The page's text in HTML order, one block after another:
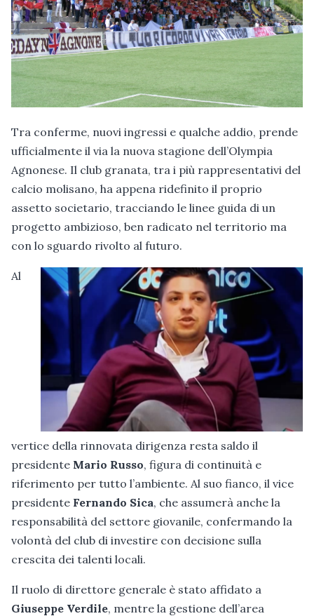
Tra conferme, nuovi ingressi e qualche addio, prende
ufficialmente il via la nuova stagione dell’Olympia
Agnonese. Il club granata, tra i più rappresentativi del
calcio molisano, ha appena ridefinito il proprio
assetto societario, tracciando le linee guida di un
progetto ambizioso, ben radicato nel territorio ma
con lo sguardo rivolto al futuro.
Al
vertice della rinnovata dirigenza resta saldo il
presidente Mario Russo, figura di continuità e
riferimento per tutto l’ambiente. Al suo fianco, il vice
presidente Fernando Sica, che assumerà anche la
responsabilità del settore giovanile, confermando la
volontà del club di investire con decisione sulla
crescita dei talenti locali.
Il ruolo di direttore generale è stato affidato a
Giuseppe Verdile, mentre la gestione dell’area